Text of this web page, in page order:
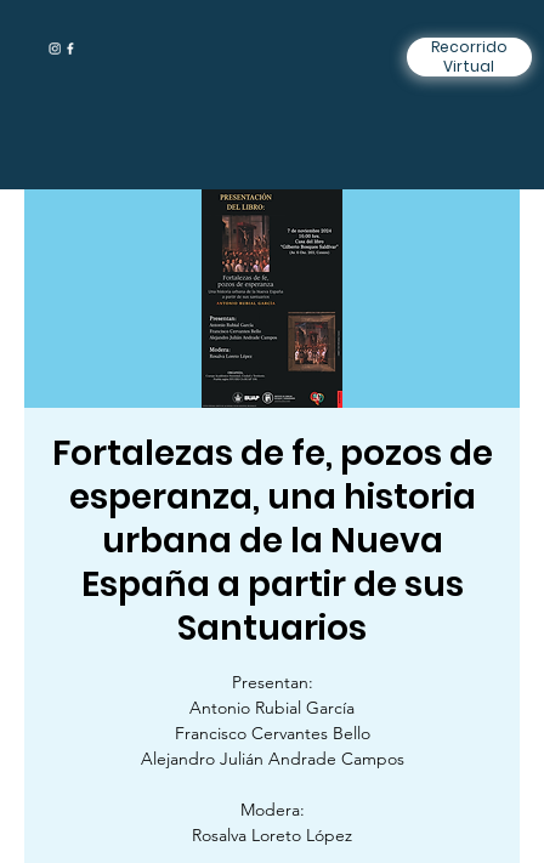
Recorrido
Virtual
Fortalezas de fe, pozos de
esperanza, una historia
urbana de la Nueva
España a partir de sus
Santuarios
Presentan:
Antonio Rubial García
Francisco Cervantes Bello
Alejandro Julián Andrade Campos
Modera:
Rosalva Loreto López